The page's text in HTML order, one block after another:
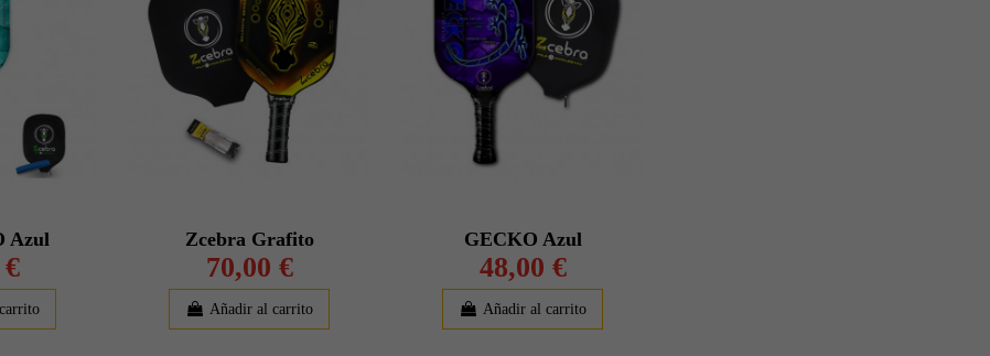
Azul Zcebra Grafito
70,00 €
Añadir al carrito
GECKO Azul
48,00 €
Añadir al carrito